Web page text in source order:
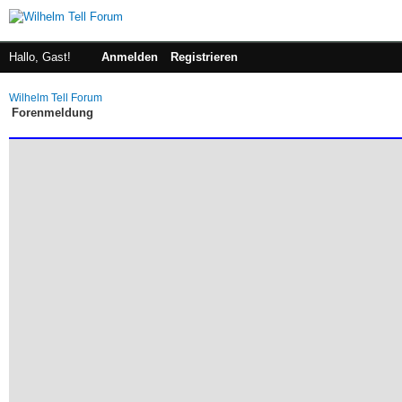
Hallo, Gast! Anmelden Registrieren
Wilhelm Tell Forum
Forenmeldung